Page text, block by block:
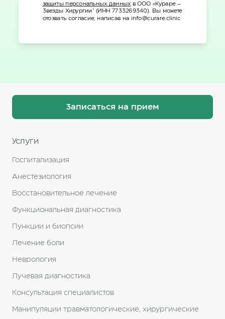
защиты персональных данных в ООО «Кураре –
Звезды Хирургии" (ИНН 7733269340). Вы можете
отозвать согласие, написав на info@curare.clinic
Услуги
Госпитализация
Анестезиология
Восстановительное лечение
Функциональная диагностика
Пункции и биопсии
Лечение боли
Неврология
Лучевая диагностика
Консультация специалистов
Манипуляции травматологические, хирургические
Записаться на прием